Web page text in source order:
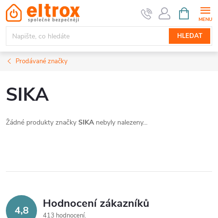
Přejít
na
obsah
HLEDAT
NÁKUPNÍ
KOŠÍK
Prodávané značky
SIKA
Žádné produkty značky SIKAnebyly nalezeny...
4,8 Hodnocení zákazníků
413 hodnocení